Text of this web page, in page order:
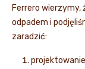
Ferrero wierzymy,
odpadem i
zaradzić: